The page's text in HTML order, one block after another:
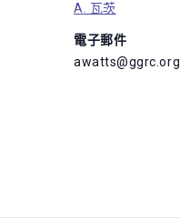
A. 瓦茨
電子郵件
awatts@ggrc.org